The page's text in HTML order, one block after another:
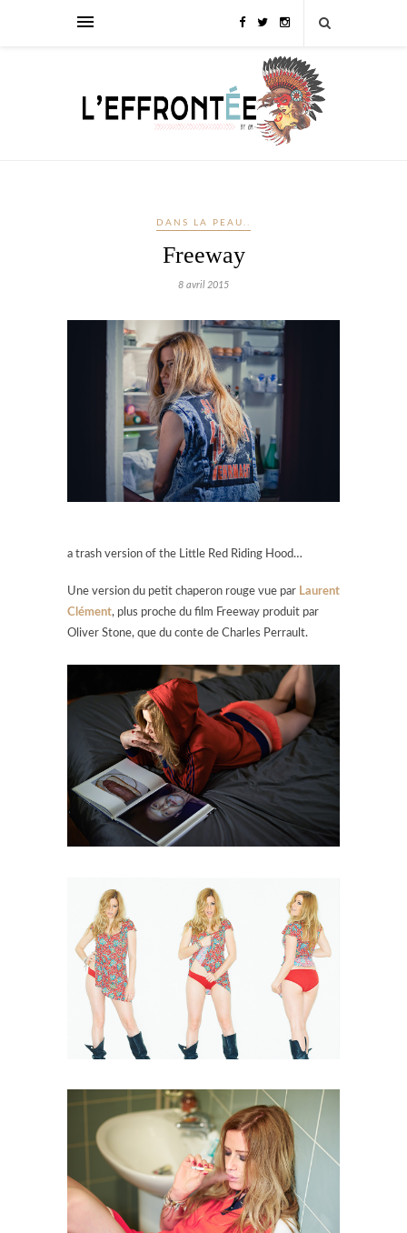
DANS LA PEAU..
Freeway
8 avril 2015
a trash version of the Little Red Riding Hood…
Une version du petit chaperon rouge vue par Laurent
Clément, plus proche du film Freeway produit par
Oliver Stone, que du conte de Charles Perrault.